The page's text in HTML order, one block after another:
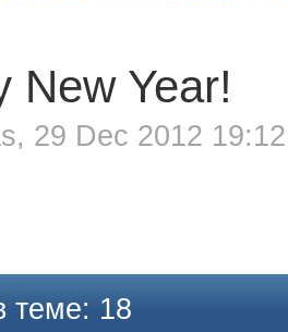
New Year!
, 29 Dec 2012 19:12
теме: 18